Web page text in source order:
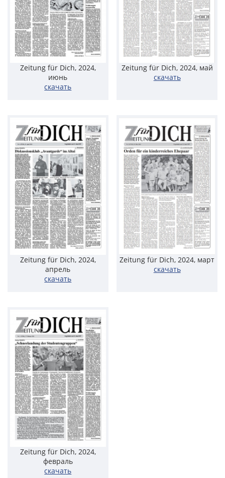
Zeitung für Dich, 2024,
июнь
скачать
Zeitung für Dich, 2024, май
скачать
Zeitung für Dich, 2024,
апрель
скачать
Zeitung für Dich, 2024, март
скачать
Zeitung für Dich, 2024,
февраль
скачать